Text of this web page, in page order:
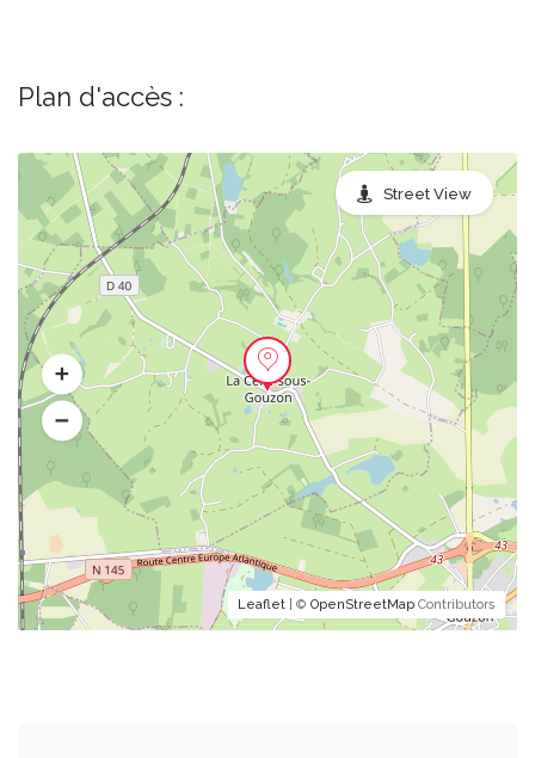
Plan d'accès :
Leaflet | © OpenStreetMap Contributors
Street View